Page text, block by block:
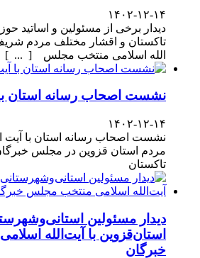
۱۴۰۲-۱۲-۱۴
دیدار برخی از مسئولین و اساتید
تاکستان و اقشار مختلف مردم
الله اسلامی منتخب مجلس [ ... ]
نشست اصحاب رسانه استان با
۱۴۰۲-۱۲-۱۴
نشست اصحاب رسانه استان با آیت
مردم استان قزوین در مجلس
تاکستان
دیدار مسئولین
استان‌قزوین با آیت‌الله‌
خبرگان